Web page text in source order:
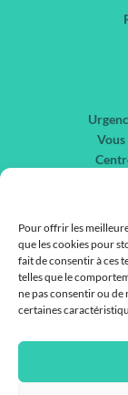
Pour offrir les
que les cookies pour
fait de consentir à ces
telles que le
ne pas consentir ou
certaines
Vous